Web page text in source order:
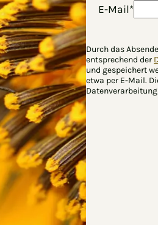
E-Mail*
Durch das
entsprechend der
und gespeichert
etwa per E-Mail.